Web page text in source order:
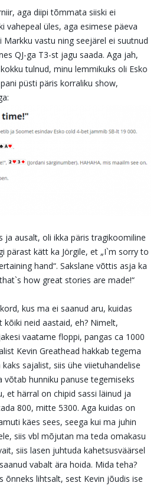
aga diipi tõmmata siiski ei
vahepeal üles, aga esimese päeva
vastu ning seejärel ei suutnud
QJ-ga T3-st jagu saada. Aga jah,
tulnud, minu lemmikuks oli Esko
püsti päris korraliku show,
ja ausalt, oli ikka päris tragikoomiline
pärast kätt ka Jörgile, et „I`m sorry to
hand“. Sakslane võttis asja ka
how great stories are made!“
kus ma ei saanud aru, kuidas
kõiki neid aastaid, eh? Nimelt,
vaatame floppi, pangas ca 1000
Kevin Greathead hakkab tegema
sajalist, siis ühe viietuhandelise
võtab hunniku panuse tegemiseks
et härral on chipid sassi läinud ja
800, mitte 5300. Aga kuidas on
käes sees, seega kui ma juhin
siis vbl mõjutan ma teda omakasu
siis lasen juhtuda kahetsusväärsel
vabalt ära hoida. Mida teha?
õnneks lihtsalt, sest Kevin jõudis ise